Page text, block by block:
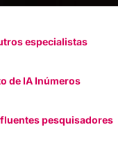
especialistas
de IA Inúmeros
pesquisadores